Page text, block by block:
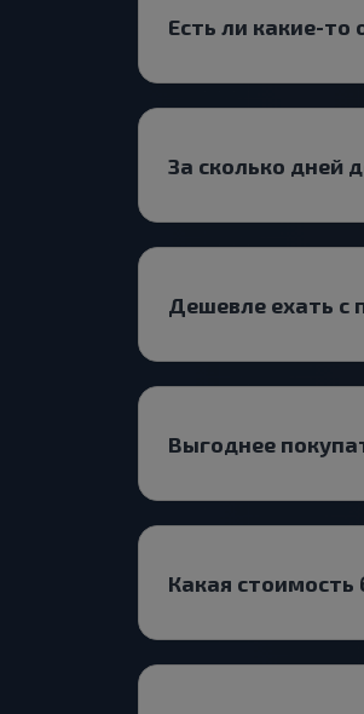
Есть ли какие-то
За сколько дней
Дешевле ехать с
Выгоднее
Какая